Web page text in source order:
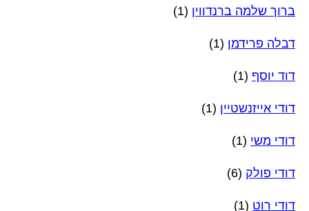
ברוך שלמה ברנדווין (1)
דבלה פרידמן (1)
דוד יוסף (1)
דודי אייזנשטיין (1)
דודי משי (1)
דודי פולק (6)
דודי רוט (1)